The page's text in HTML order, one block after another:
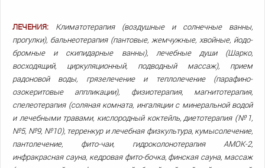
ЛЕЧЕНИЯ:
Климатотерапия (воздушные и солнечные ванны,
прогулки), бальнеотерапия (пантовые, жемчужные, хвойные, йодо-
бромные и скипидарные ванны), лечебные души (Шарко,
восходящий, циркуляционный, подводный массаж), прием
радоновой воды, грязелечение и теплолечение (парафино-
озокеритовые аппликации), физиотерапия, магнитотерапия,
спелеотерапия (соляная комната, ингаляции с минеральной водой
и лечебными травами, кислородный коктейль, диетотерапия (№1,
№5, №9, №10), терренкур и лечебная физкультура, кумысолечение,
пантолечение, фито-чаи, гидроколонотерапия АМОК-2,
инфракрасная сауна, кедровая фито-бочка, финская сауна, массаж